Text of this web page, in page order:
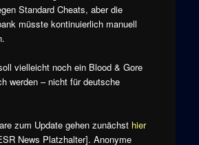
Standard Cheats, aber die
müsste kontinuierlich manuell
vielleicht noch ein Blood & Gore
werden – nicht für deutsche
zum Update gehen zunächst hier
News Platzhalter]. Anonyme